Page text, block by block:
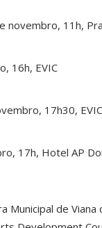
novembro, 11h,
16h, EVIC
17h30, EVIC
17h, Hotel AP
Municipal de